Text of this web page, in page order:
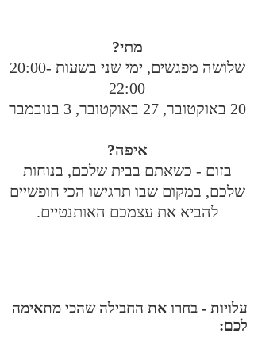
מתי?
שלושה מפגשים, ימי שני בשעות 20:00-
22:00
20 באוקטובר, 27 באוקטובר, 3 בנובמבר
איפה?
בזום - כשאתם בבית שלכם, בנוחות
שלכם, במקום שבו תרגישו הכי חופשיים
להביא את עצמכם האותנטיים.
עלויות - בחרו את החבילה שהכי מתאימה
לכם: